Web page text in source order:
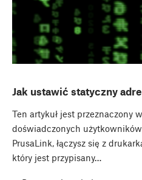
Jak ustawić statyczny
Ten artykuł jest przeznaczony
doświadczonych
PrusaLink, łączysz się z
który jest przypisany…